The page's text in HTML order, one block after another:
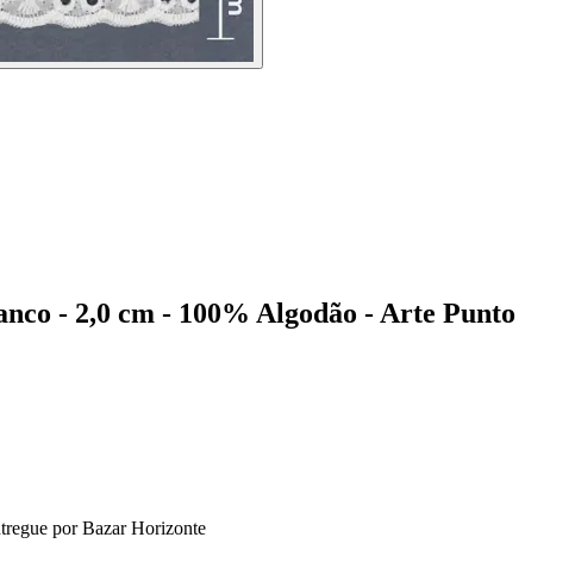
- 2,0 cm - 100% Algodão - Arte Punto
por Bazar Horizonte